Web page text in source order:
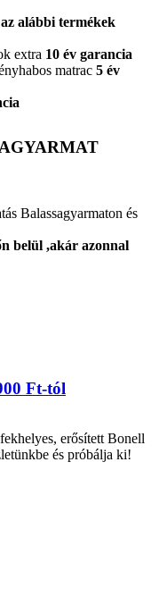
alábbi termékek
extra 10 év garancia
matrac 5 év
Balassagyarmaton és
belül ,akár azonnal
Ft-tól
erősített Bonell
és próbálja ki!